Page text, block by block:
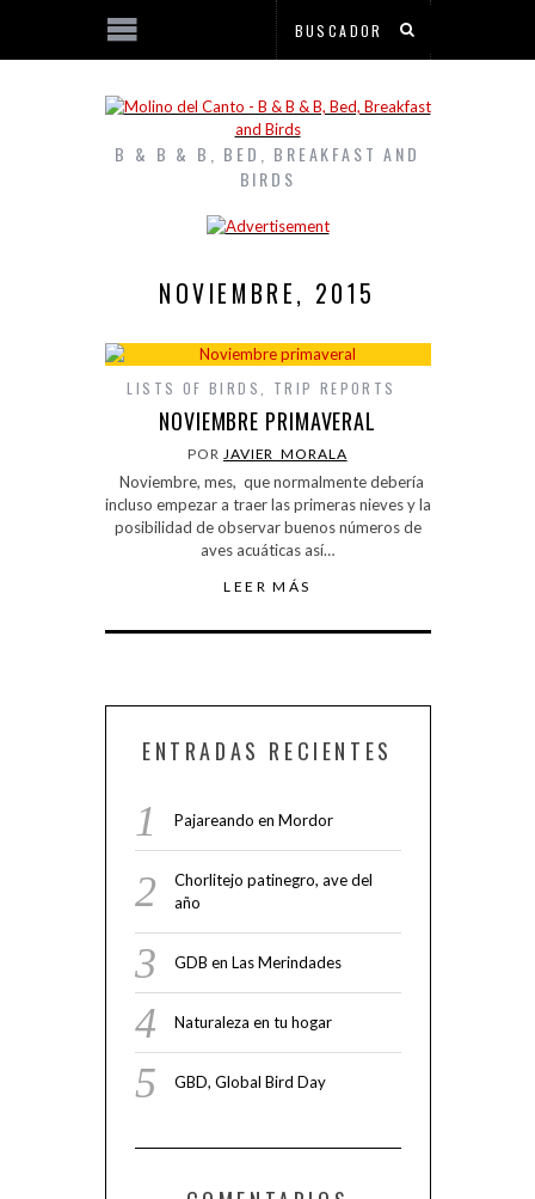
B & B & B, BED, BREAKFAST AND
BIRDS
NOVIEMBRE, 2015
LISTS OF BIRDS TRIP REPORTS
NOVIEMBRE PRIMAVERAL
POR JAVIER_MORALA
Noviembre, mes, que normalmente debería
incluso empezar a traer las primeras nieves y la
posibilidad de observar buenos números de
aves acuáticas así…
LEER MÁS
ENTRADAS RECIENTES
Pajareando en Mordor
Chorlitejo patinegro, ave del
año
GDB en Las Merindades
Naturaleza en tu hogar
GBD, Global Bird Day